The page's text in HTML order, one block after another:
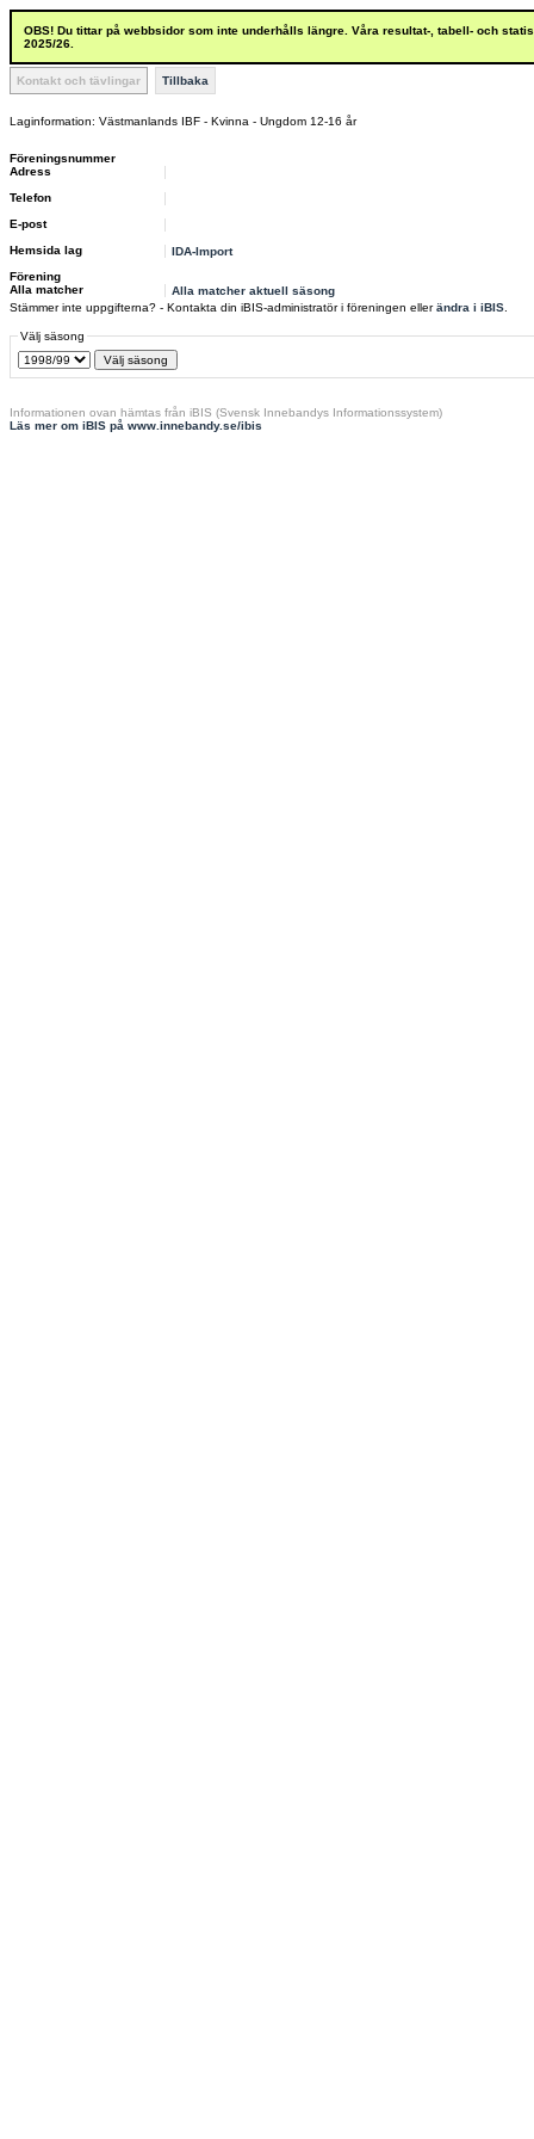
OBS! Du tittar på webbsidor som inte underhålls längre. Våra resultat-, tabell- och
2025/26.
Kontakt och tävlingar Tillbaka
Laginformation: Västmanlands IBF - Kvinna - Ungdom 12-16 år
Föreningsnummer
Adress
Telefon
E-post
Hemsida lag
IDA-Import
Förening
Alla matcher
Alla matcher aktuell säsong
Stämmer inte uppgifterna? - Kontakta din iBIS-administratör i föreningen ellerändra i iBIS
Välj säsong
Informationen ovan hämtas från iBIS (Svensk Innebandys Informationssystem)
Läs mer om iBIS på www.innebandy.se/ibis